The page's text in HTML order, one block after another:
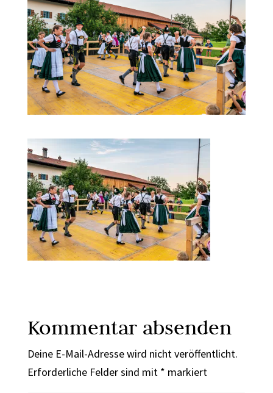
Kommentar absenden
Deine E-Mail-Adresse wird nicht veröffentlicht.
Erforderliche Felder sind mit * markiert